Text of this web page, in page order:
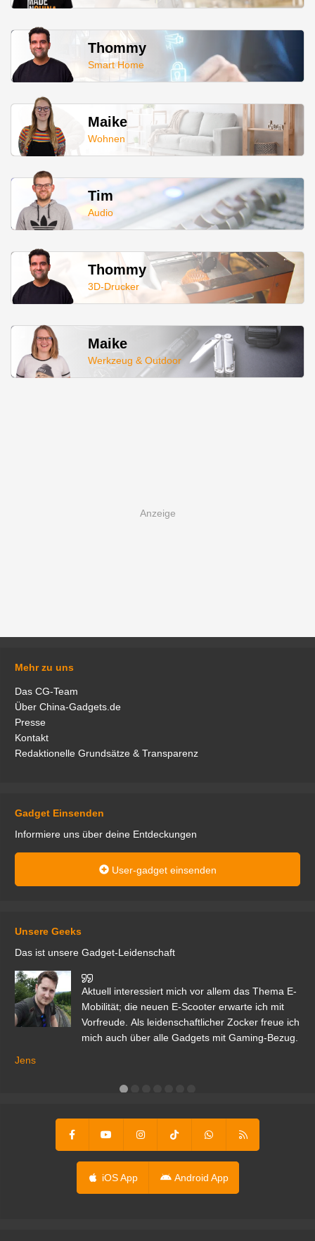
Thommy
Smart Home
Maike
Wohnen
Tim
Audio
Thommy
3D-Drucker
Maike
Werkzeug & Outdoor
Mehr zu uns
Das CG-Team
Über China-Gadgets.de
Presse
Kontakt
Redaktionelle Grundsätze & Transparenz
Gadget Einsenden
Informiere uns über deine Entdeckungen
User-gadget einsenden
Unsere Geeks
Das ist unsere Gadget-Leidenschaft
Aktuell interessiert mich vor allem das Thema E-
Mobilität; die neuen E-Scooter erwarte ich mit
Vorfreude. Als leidenschaftlicher Zocker freue ich
mich auch über alle Gadgets mit Gaming-Bezug.
Jens
iOS App Android App